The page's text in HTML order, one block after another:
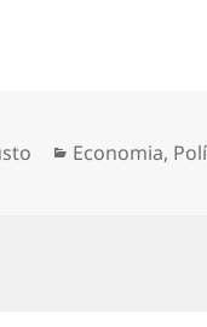
Categorias
Economia,